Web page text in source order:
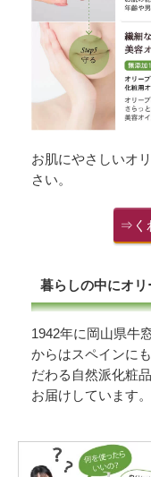
お肌にやさしいオ
さい。
⇒く
暮らしの中にオ
1942年に岡山県牛
からはスペインに
だわる自然派化粧
お届けしています。